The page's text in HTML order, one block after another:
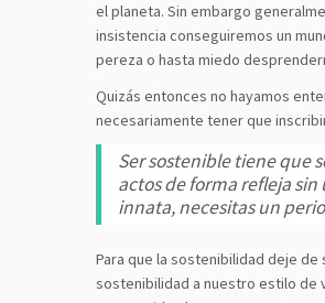
el planeta. Sin embargo
insistencia conseguiremos un
pereza o hasta miedo
Quizás entonces no hayamos
necesariamente tener que
Ser sostenible tiene que
actos de forma refleja sin
innata, necesitas un
Para que la sostenibilidad deje
sostenibilidad a nuestro estilo de